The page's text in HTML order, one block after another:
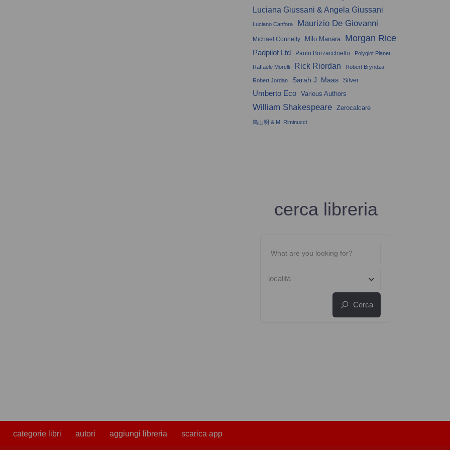
Luciana Giussani & Angela Giussani
Luciano Canfora Maurizio De Giovanni
Michael Connelly Milo Manara Morgan Rice
Padpilot Ltd Paolo Borzacchiello Polyglot Planet
Raffaele Morelli Rick Riordan Robert Bryndza
Robert Jordan Sarah J. Maas Silver
Umberto Eco Various Authors
William Shakespeare Zerocalcare
鳥山明 & M. Riminucci
cerca libreria
località
Cerca
categorie libri autori aggiungi libreria scarica app